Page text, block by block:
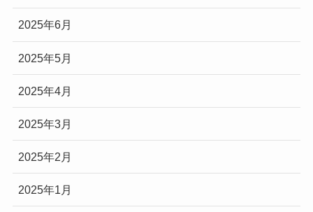
2025年6月
2025年5月
2025年4月
2025年3月
2025年2月
2025年1月